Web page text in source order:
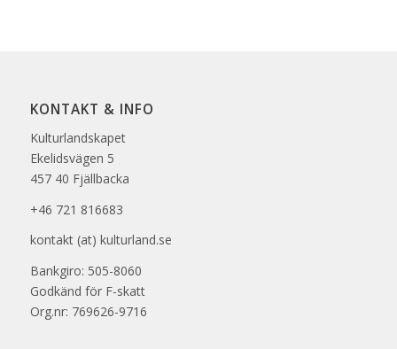
KONTAKT & INFO
Kulturlandskapet
Ekelidsvägen 5
457 40 Fjällbacka
+46 721 816683
kontakt (at) kulturland.se
Bankgiro: 505-8060
Godkänd för F-skatt
Org.nr: 769626-9716